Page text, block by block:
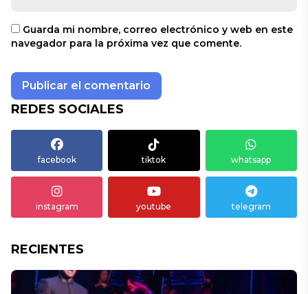
Guarda mi nombre, correo electrónico y web en este
navegador para la próxima vez que comente.
REDES SOCIALES
facebook tiktok whatsapp
instagram youtube telegram
RECIENTES